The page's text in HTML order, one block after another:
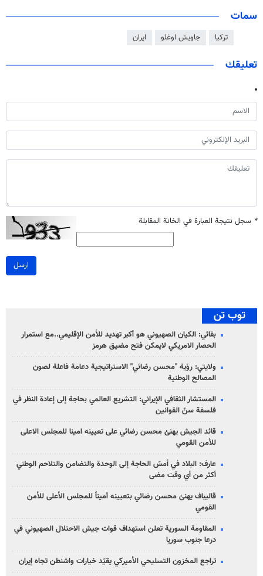
سمات
تركيا جاويش اوغلو ايران
تعليقك
* سجل نتيجة العبارة في الخانة المقابلة
ارسل
توب تن
بقائي: الكيان الصهيوني هو أكبر تهديد للأمن الإقليمي..مع استمرار
الحصار الامريكي لايمكن فتح مضيق هرمز
ولايتي: رؤية "محسن رضائي" الاستراتيجية دعامة فاعلة لصون
المصالح الوطنية
المستشار الثقافي الإيراني: التشريع العالمي بحاجة إلى إعادة النظر في
فلسفة سنّ القوانين
قائد الجيش يهنئ محسن رضائي على تعيينه امينا للمجلس الاعلى
للأمن القومي
عارف: البلاد في أمسّ الحاجة إلى الوحدة والتضامن والتلاحم الوطني
أكثر من أي وقت مضى
قاليباف يهنئ محسن رضائي بتعيينه أميناً للمجلس الأعلى للأمن
القومي
المقاومة السورية تعلن استهداف قوات جيش الاحتلال الصهيوني في
درعا جنوب سوريا
تراجع المخزون التسليحي الأميركي يقيّد خيارات واشنطن تجاه إيران